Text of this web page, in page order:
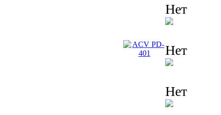
Нет
Нет
Нет